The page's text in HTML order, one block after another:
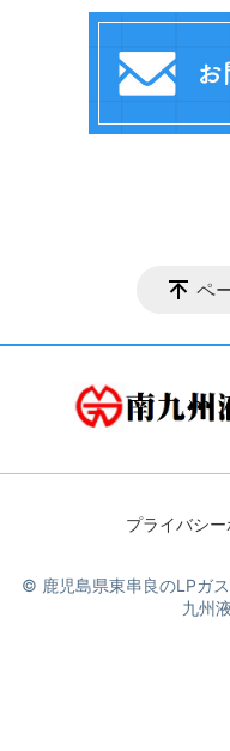
ペ
プライバシ
© 鹿児島県東串良のLPガ
九州